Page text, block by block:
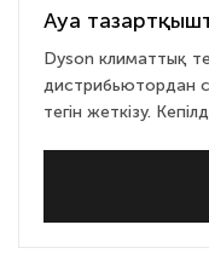
Ауа
Dyson климаттық
дистрибьютордан
тегін жеткізу.